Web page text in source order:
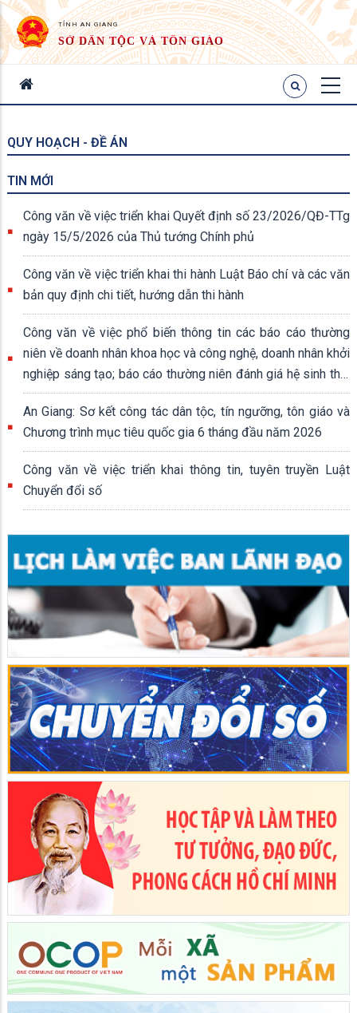
TỈNH AN GIANG
SỞ DÂN TỘC VÀ TÔN GIÁO
QUY HOẠCH - ĐỀ ÁN
TIN MỚI
Công văn về việc triển khai Quyết định số 23/2026/QĐ-TTg
ngày 15/5/2026 của Thủ tướng Chính phủ
Công văn về việc triển khai thi hành Luật Báo chí và các văn
bản quy định chi tiết, hướng dẫn thi hành
Công văn về việc phổ biến thông tin các báo cáo thường
niên về doanh nhân khoa học và công nghệ, doanh nhân khởi
nghiệp sáng tạo; báo cáo thường niên đánh giá hệ sinh thái
khởi nghiệp sáng tạo quốc gia
An Giang: Sơ kết công tác dân tộc, tín ngưỡng, tôn giáo và
Chương trình mục tiêu quốc gia 6 tháng đầu năm 2026
Công văn về việc triển khai thông tin, tuyên truyền Luật
Chuyển đổi số